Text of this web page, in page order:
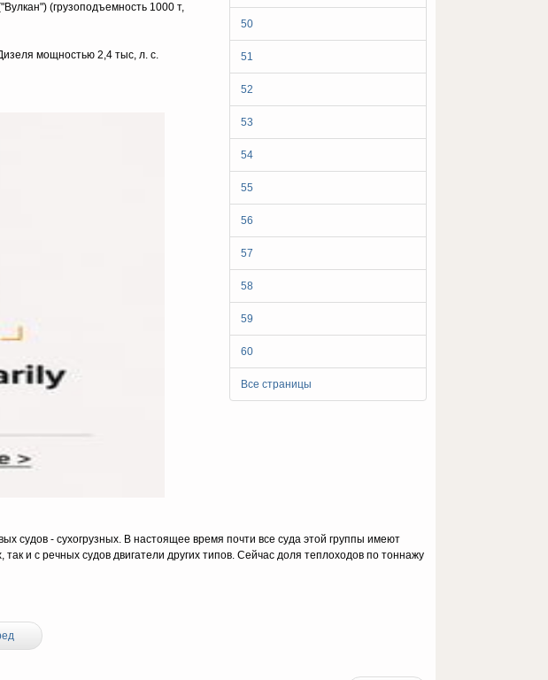
50
51
52
53
54
55
56
57
58
59
60
Все страницы
(грузоподъемность 1000 т,
мощностью 2,4 тыс, л. c.
судов - сухогрузных. В настоящее время почти все суда этой группы имеют
и с речных судов двигатели других типов. Сейчас доля теплоходов по тоннажу